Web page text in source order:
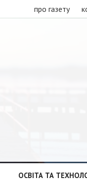
про газету
ОСВІТА ТА